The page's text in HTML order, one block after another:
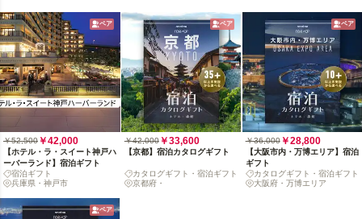
ペア
￥52,500 ￥42,000
【ホテル・ラ・スイート神戸ハ
ーバーランド】宿泊ギフト
宿泊ギフト
兵庫県・神戸市
ペア
￥42,000￥33,600
【京都】宿泊カタログギフト
カタログギフト・宿泊ギフト
京都府・
ペア
￥36,000￥28,800
【大阪市内・万博エリア】宿泊
ギフト
カタログギフト・宿泊ギフト
大阪府・万博エリア
ペア